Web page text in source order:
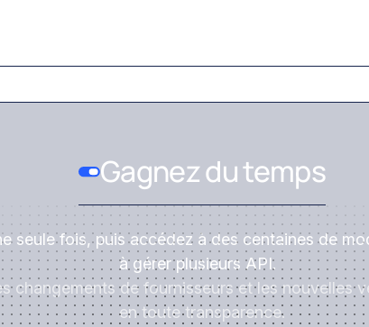
Gagnez du temps
seule fois, puis accédez à des centaines de
à gérer plusieurs API.
changements de fournisseurs et les nouvelles
en toute transparence.